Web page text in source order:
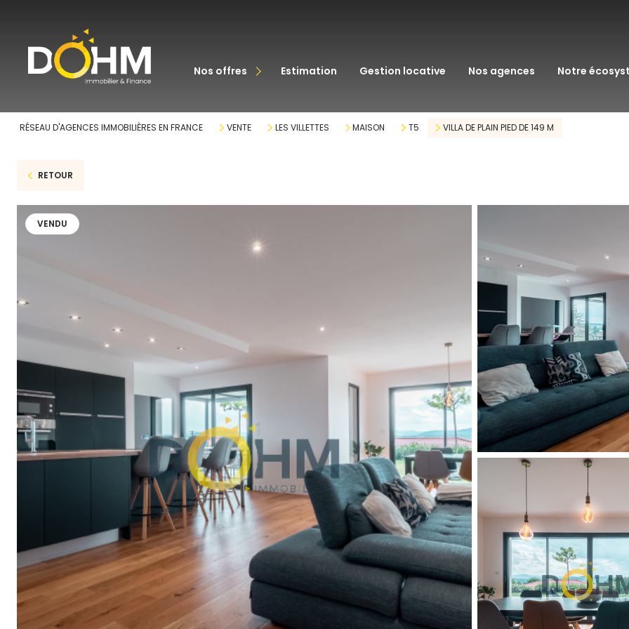
nos offres
acheter estimation gestion locative nos agences notre
courtage en
RÉSEAU D'AGENCES IMMOBILIÈRES EN FRANCE VENTE LES VILLETTES MAISON T5 VILLA DE PLAIN PIED DE 149 M
RETOUR
VENDU